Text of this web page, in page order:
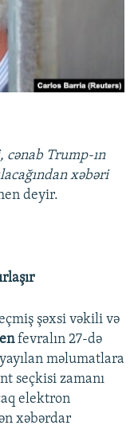
cənab Trump-ın
xəbəri
deyir.
şəxsi vəkili və
fevralın 27-də
məlumatlara
seçkisi zamanı
elektron
xəbərdar